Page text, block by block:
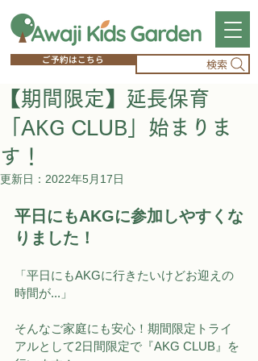
ご予約はこちら 検索
【期間限定】延長保育
「AKG CLUB」始まりま
す！
更新日： 2022年5月17日
平日にもAKGに参加しやすくな
りました！
「平日にもAKGに行きたいけどお迎えの
時間が...」
そんなご家庭にも安心！期間限定トライ
アルとして2日間限定で『AKG CLUB』を